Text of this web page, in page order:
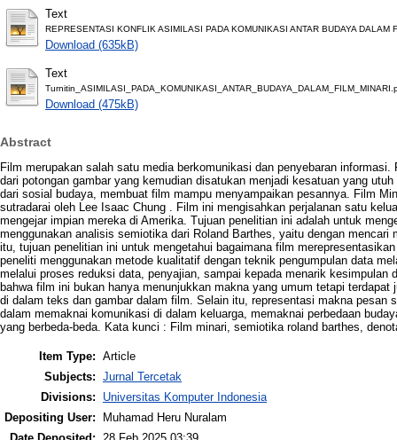
Text
REPRESENTASI KONFLIK ASIMILASI PADA KOMUNIKASI ANTAR BUDAYA DALAM
Download (635kB)
Text
Download (475kB)
Abstract
Film merupakan salah satu media berkomunikasi dan penyebaran
dari potongan gambar yang kemudian disatukan menjadi kesatuan yang
dari sosial budaya, membuat film mampu menyampaikan pesannya. Film
sutradarai oleh Lee Isaac Chung . Film ini mengisahkan perjalanan satu
mengejar impian mereka di Amerika. Tujuan penelitian ini adalah untuk
menggunakan analisis semiotika dari Roland Barthes, yaitu dengan
itu, tujuan penelitian ini untuk mengetahui bagaimana film
peneliti menggunakan metode kualitatif dengan teknik pengumpulan data
melalui proses reduksi data, penyajian, sampai kepada menarik kesimpulan
bahwa film ini bukan hanya menunjukkan makna yang umum tetapi
di dalam teks dan gambar dalam film. Selain itu, representasi makna pesan
dalam memaknai komunikasi di dalam keluarga, memaknai perbedaan
yang berbeda-beda. Kata kunci : Film minari, semiotika roland barthes,
Item Type: Article
Subjects: Jurnal Tercetak
Divisions:
Universitas Komputer Indonesia
Depositing User:
Muhamad Heru Nuralam